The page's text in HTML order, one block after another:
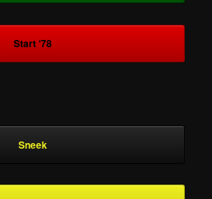
Start ‘78
Sneek